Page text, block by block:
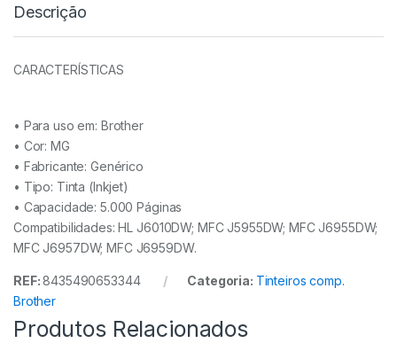
Descrição
CARACTERÍSTICAS
• Para uso em: Brother
• Cor:MG
• Fabricante:Genérico
• Tipo: Tinta (Inkjet)
• Capacidade:5.000 Páginas
Compatibilidades: HL J6010DW; MFC J5955DW; MFC J6955DW;
MFC J6957DW; MFC J6959DW.
REF:8435490653344 Categoria: Tinteiros comp.
Brother
Produtos Relacionados